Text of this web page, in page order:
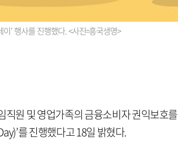
’ 행사를 진행했다. <사진=흥국생명>
원 및 영업가족의 금융소비자 권익보호
를 진행했다고 18일 밝혔다.